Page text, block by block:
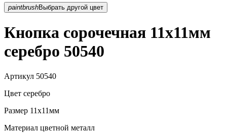
paintbrush Выбрать другой цвет
Кнопка сорочечная 11х11мм
серебро 50540
Артикул 50540
Цвет серебро
Размер 11х11мм
Материал цветной металл